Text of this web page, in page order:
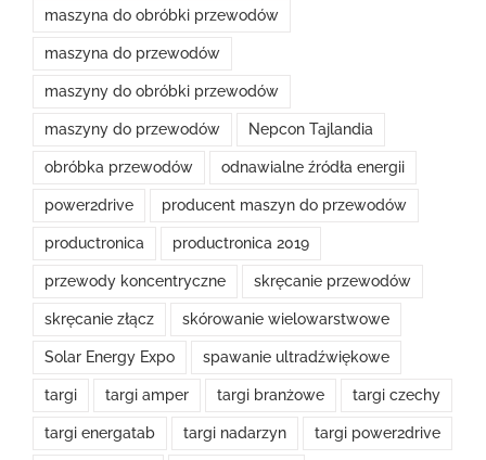
maszyna do obróbki przewodów
maszyna do przewodów
maszyny do obróbki przewodów
maszyny do przewodów Nepcon Tajlandia
obróbka przewodów odnawialne źródła energii
power2drive producent maszyn do przewodów
productronica productronica 2019
przewody koncentryczne skręcanie przewodów
skręcanie złącz skórowanie wielowarstwowe
Solar Energy Expo spawanie ultradźwiękowe
targi targi amper targi branżowe targi czechy
targi energatab targi nadarzyn targi power2drive